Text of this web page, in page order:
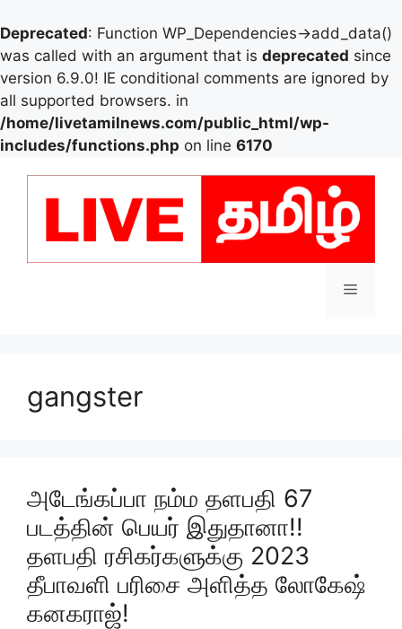
Deprecated: Function WP_Dependencies->add_data()
was called with an argument that is deprecated since
version 6.9.0! IE conditional comments are ignored by
all supported browsers. in
/home/livetamilnews.com/public_html/wp-
includes/functions.php on line 6170
Menu
gangster
அடேங்கப்பா நம்ம தளபதி 67
படத்தின் பெயர் இதுதானா!!
தளபதி ரசிகர்களுக்கு 2023
தீபாவளி பரிசை அளித்த லோகேஷ்
கனகராஜ்!